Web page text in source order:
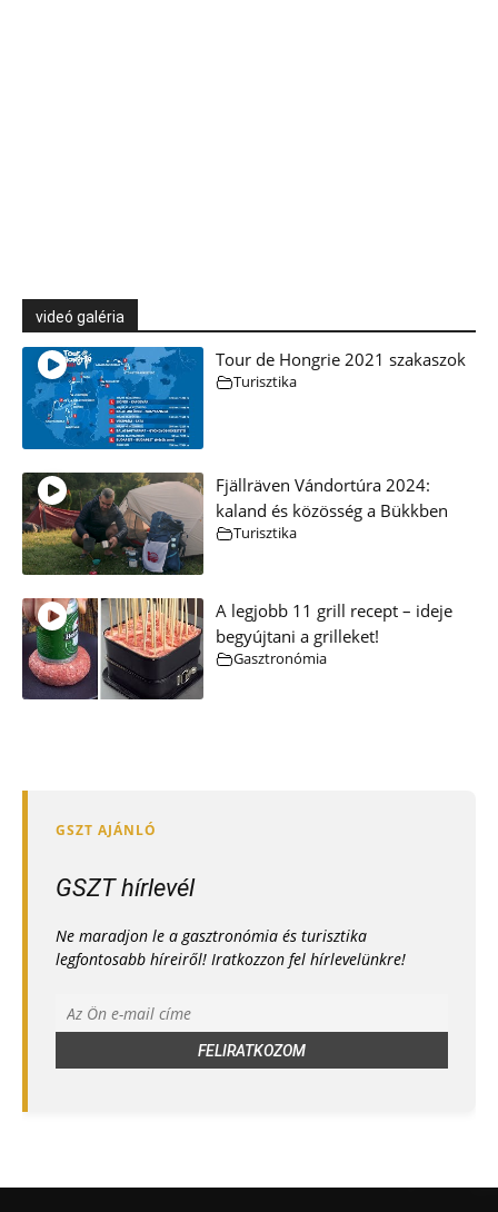
videó galéria
Tour de Hongrie 2021 szakaszok
Turisztika
Fjällräven Vándortúra 2024:
kaland és közösség a Bükkben
Turisztika
A legjobb 11 grill recept – ideje
begyújtani a grilleket!
Gasztronómia
GSZT hírlevél
Ne maradjon le a gasztronómia és turisztika
legfontosabb híreiről! Iratkozzon fel hírlevelünkre!